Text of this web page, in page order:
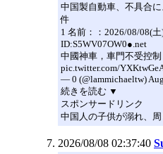
中国製自動車、不具合
件
1 名前：：2026/08/08(
ID:S5WV07OW0●.net
中國神車，車門不受控
pic.twitter.com/
— 0 (@lammichaeltw)
続きを読む ▼
スポンサードリンク
中国人の子供が溺れ、
2026/08/08 02:37:40